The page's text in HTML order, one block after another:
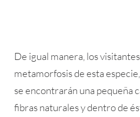
De igual manera, los
metamorfosis de esta
se encontrarán una pequeña
fibras naturales y dentro de